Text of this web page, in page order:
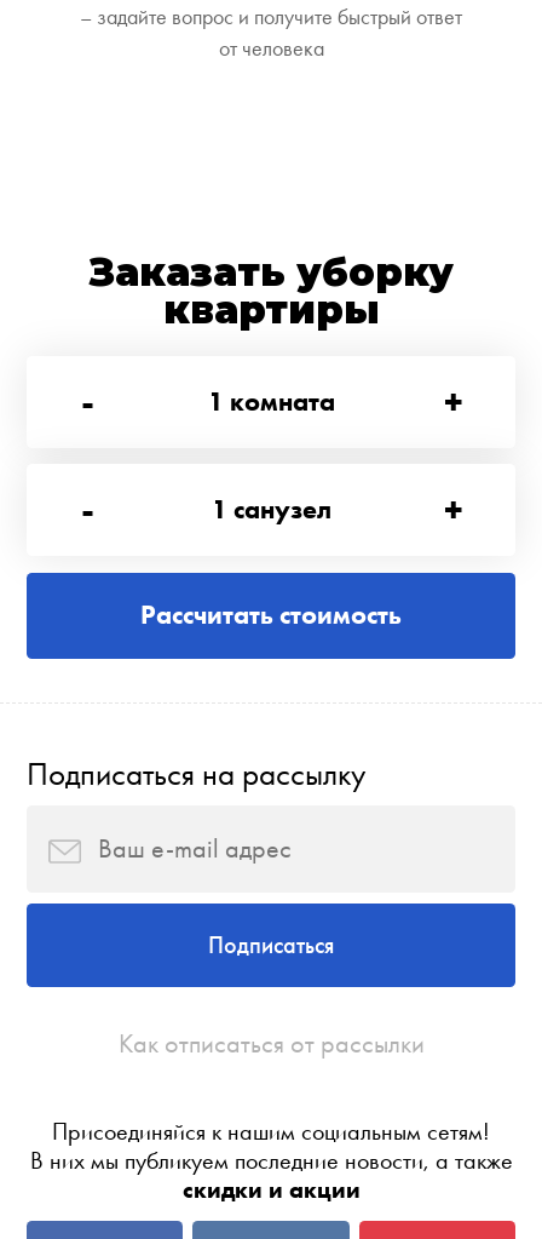
– задайте вопрос и получите быстрый ответ
от человека
Заказать уборку
квартиры
-
1 комната +
- 1 санузел +
Рассчитать стоимость
Подписаться на рассылку
Подписаться
Как отписаться от рассылки
Присоединяйся к нашим социальным сетям!
В них мы публикуем последние новости, а также
скидки и акции